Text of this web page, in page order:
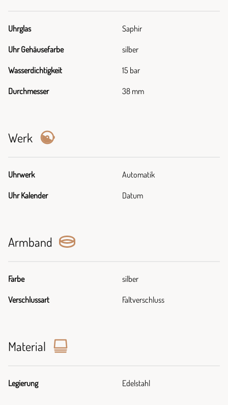
Uhrglas Saphir
Uhr Gehäusefarbe silber
Wasserdichtigkeit 15 bar
Durchmesser 38 mm
Werk
Uhrwerk Automatik
Uhr Kalender Datum
Armband
Farbe silber
Verschlussart Faltverschluss
Material
Legierung Edelstahl